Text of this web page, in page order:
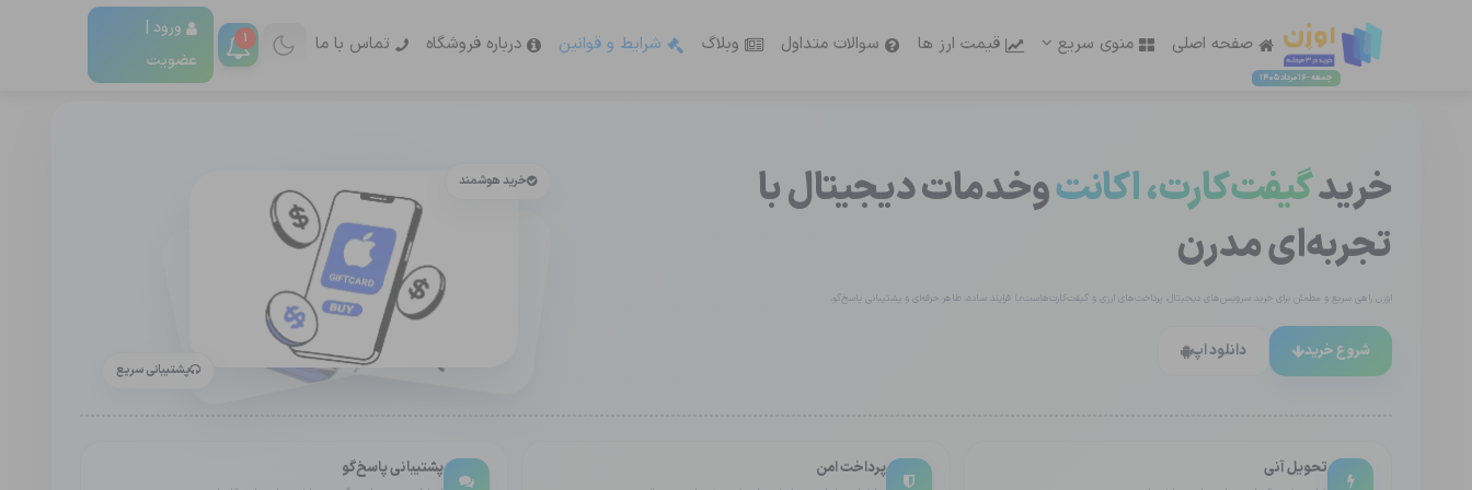
جمعه - 16 مرداد 1405
صفحه اصلی منوی سریع قیمت ارز ها سوالات متداول وبلاگ شرایط و قوانین درباره فروشگاه تماس با ما 1
ورود |
عضویت
خریدگیفت‌کارت، اکانتوخدمات دیجیتال با
تجربه‌ای مدرن
اوزن راهی سریع و مطمئن برای خرید سرویس‌های دیجیتال، پرداخت‌های ارزی و گیفت‌کارت‌هاست؛با فرایند ساده، ظاهر حرفه‌ای و پشتیبانی پاسخ‌گو.
شروع خرید دانلود اپ
خرید هوشمند
پشتیبانی سریع
تحویل آنی پرداخت امن پشتیبانی پاسخ‌گو